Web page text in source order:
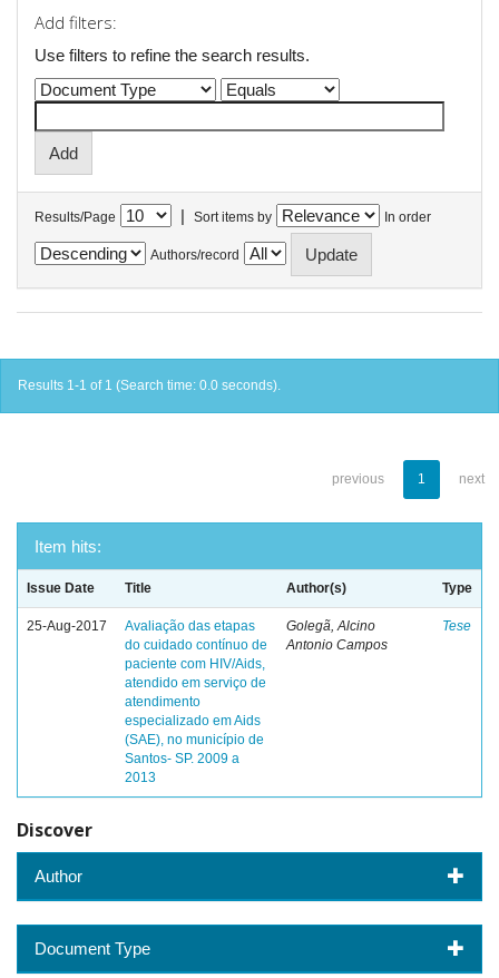
Add filters:
Use filters to refine the search results.
Results/Page | Sort items by In order
Authors/record
Results 1-1 of 1 (Search time: 0.0 seconds).
previous 1 next
Item hits:
Issue Date Title Author(s) Type
25-Aug-2017
Avaliação das etapas
do cuidado contínuo de
paciente com HIV/Aids,
atendido em serviço de
atendimento
especializado em Aids
(SAE), no município de
Santos- SP. 2009 a
2013
Golegã, Alcino
Antonio Campos
Tese
Discover
Author
Document Type